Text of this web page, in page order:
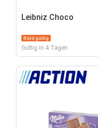
Leibniz Choco
Bald gültig
Gültig in 4 Tagen